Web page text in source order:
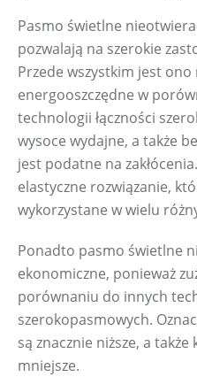
Pasmo świetlne
pozwalają na szerokie
Przede wszystkim jest ono
energooszczędne w
technologii łączności
wysoce wydajne, a także
jest podatne na
elastyczne rozwiązanie,
wykorzystane w wielu
Ponadto pasmo świetlne
ekonomiczne, ponieważ
porównaniu do innych
szerokopasmowych.
są znacznie niższe, a
mniejsze.